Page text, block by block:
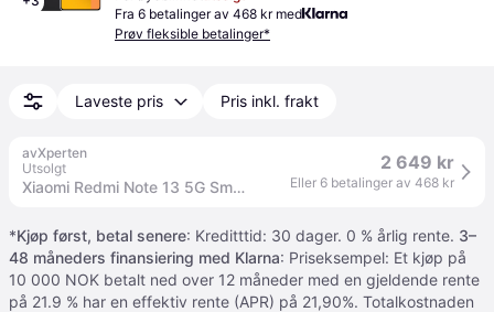
Fra 6 betalinger av 468 kr med
Prøv fleksible betalinger*
Laveste pris Pris inkl. frakt
avXperten
Utsolgt
Xiaomi Redmi Note 13 5G Smarttelefon - 6,67", Dual SIM, USB-C, 6GB RAM, 128GB - Svart
2 649 kr
Eller 6 betalinger av 468 kr
*Kjøp først, betal senere: Kreditttid: 30 dager. 0 % årlig rente. 3–
48 måneders finansiering med Klarna: Priseksempel: Et kjøp på
10 000 NOK betalt ned over 12 måneder med en gjeldende rente
på 21.9 % har en effektiv rente (APR) på 21,90%. Totalkostnaden